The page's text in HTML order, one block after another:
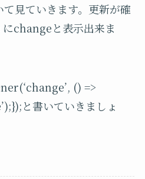
見ていきます。更新が確
changeと表示出来ま
() =>
と書いていきましょ